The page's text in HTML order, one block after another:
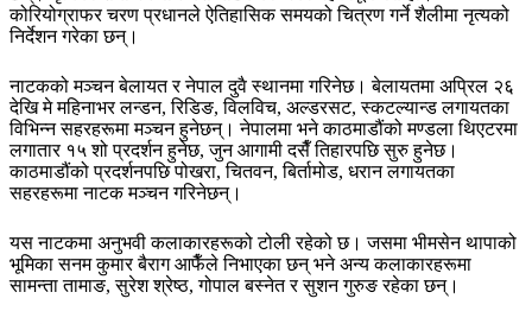
कोरियोग्राफर चरण प्रधानले ऐतिहासिक समयको चित्रण गर्ने शैलीमा नृत्यको
निर्देशन गरेका छन्।
नाटकको मञ्चन बेलायत र नेपाल दुवै स्थानमा गरिनेछ। बेलायतमा अप्रिल २६
देखि मे महिनाभर लन्डन, रिडिङ, विलविच, अल्डरसट, स्कटल्यान्ड लगायतका
विभिन्न सहरहरूमा मञ्चन हुनेछन्। नेपालमा भने काठमाडौंको मण्डला थिएटरमा
लगातार १५ शो प्रदर्शन हुनेछ, जुन आगामी दसैँ तिहारपछि सुरु हुनेछ।
काठमाडौंको प्रदर्शनपछि पोखरा, चितवन, बिर्तामोड, धरान लगायतका
सहरहरूमा नाटक मञ्चन गरिनेछन्।
यस नाटकमा अनुभवी कलाकारहरूको टोली रहेको छ। जसमा भीमसेन थापाको
भूमिका सनम कुमार बैराग आफैँले निभाएका छन् भने अन्य कलाकारहरूमा
सामन्ता तामाङ, सुरेश श्रेष्ठ, गोपाल बस्नेत र सुशन गुरुङ रहेका छन्।